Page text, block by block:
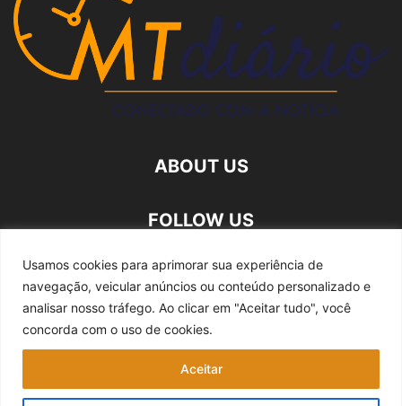
Usamos cookies para aprimorar sua experiência de
navegação, veicular anúncios ou conteúdo personalizado e
analisar nosso tráfego. Ao clicar em "Aceitar tudo", você
concorda com o uso de cookies.
Aceitar
ABOUT US
FOLLOW US
Quem somos Expediente Fale Conosco